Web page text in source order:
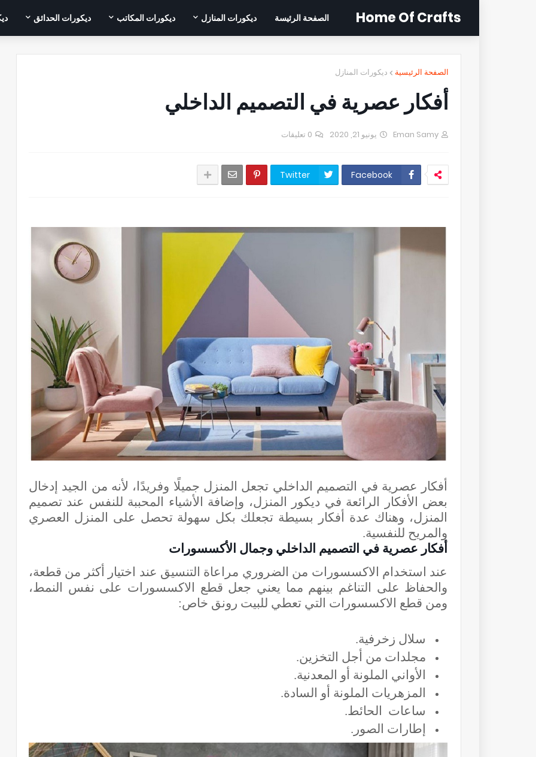
Home Of Crafts الصفحة الرئيسة ديكورات المنازل ديكورات المكاتب ديكورات الحدائق
الصفحة الرئيسية ديكورات المنازل
أفكار عصرية في التصميم الداخلي
Eman Samy يونيو 21, 2020 0 تعليقات
Facebook
Twitter
أفكار عصرية في التصميم الداخلي تجعل المنزل جميلًا وفريدًا، لأنه من الجيد إدخال
بعض الأفكار الرائعة في ديكور المنزل، وإضافة الأشياء المحببة للنفس عند تصميم
المنزل، وهناك عدة أفكار بسيطة تجعلك بكل سهولة تحصل على المنزل العصري
والمريح للنفسية.
أفكار عصرية في التصميم الداخلي وجمال الأكسسورات
عند استخدام الاكسسورات من الضروري مراعاة التنسيق عند اختيار أكثر من قطعة،
والحفاظ على التناغم بينهم مما يعني جعل قطع الاكسسورات على نفس النمط،
ومن قطع الاكسسورات التي تعطي للبيت رونق خاص:
سلال زخرفية.
مجلدات من أجل التخزين.
الأواني الملونة أو المعدنية.
المزهريات الملونة أو السادة.
ساعات الحائط.
إطارات الصور .